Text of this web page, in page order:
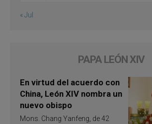
« Jul
PAPA LEÓN XIV
En virtud del acuerdo con
China, León XIV nombra un
nuevo obispo
Mons. Chang Yanfeng, de 42